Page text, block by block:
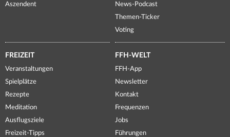
Aszendent
News-Podcast
Themen-Ticker
Voting
FREIZEIT
Veranstaltungen
Spielplätze
Rezepte
Meditation
Ausflugsziele
Freizeit-Tipps
FFH-WELT
FFH-App
Newsletter
Kontakt
Frequenzen
Jobs
Führungen